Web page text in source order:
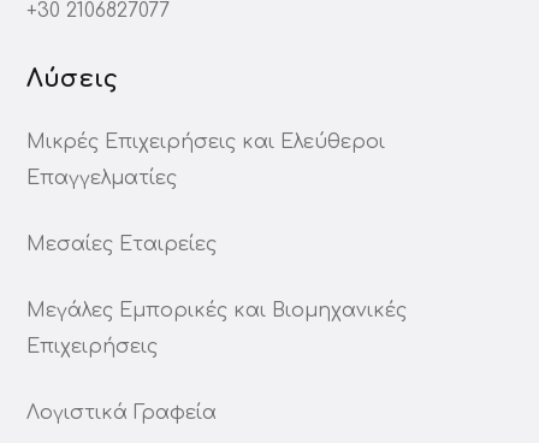
+30 2106827077
Λύσεις
Μικρές Επιχειρήσεις και Ελεύθεροι
Επαγγελματίες
Μεσαίες Εταιρείες
Μεγάλες Εμπορικές και Βιομηχανικές
Επιχειρήσεις
Λογιστικά Γραφεία